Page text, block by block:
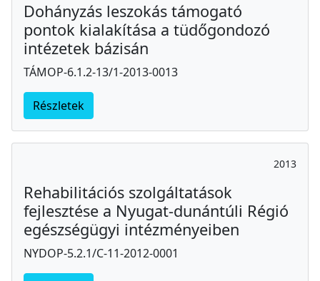
Dohányzás leszokás támogató
pontok kialakítása a tüdőgondozó
intézetek bázisán
TÁMOP-6.1.2-13/1-2013-0013
Részletek
2013
Rehabilitációs szolgáltatások
fejlesztése a Nyugat-dunántúli Régió
egészségügyi intézményeiben
NYDOP-5.2.1/C-11-2012-0001